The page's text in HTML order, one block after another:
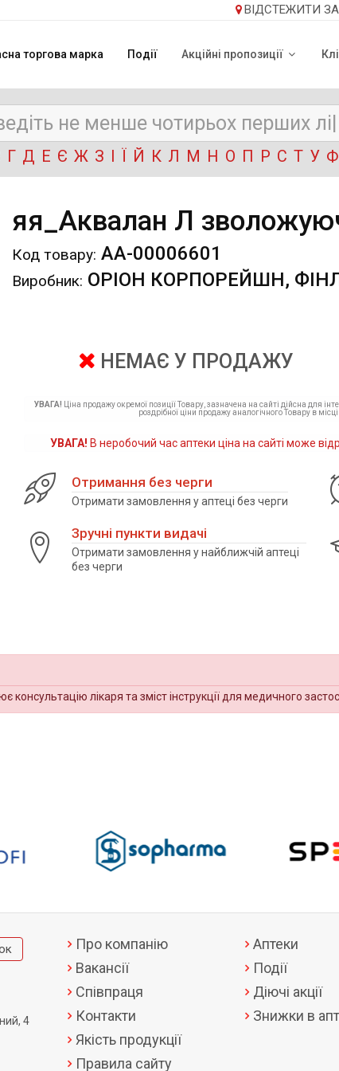
ВІДСТЕЖИТИ
торгова марка Події Акційні пропозиції
Г Д Е Є Ж З І Ї Й К Л М Н О П Р С Т У Ф
яя_Аквалан Л
Код товару: АА-00006601
Виробник: ОРІОН КОРПОРЕЙШН,
НЕМАЄ У ПРОДАЖУ
УВАГА! Ціна продажу окремої позиції Товару, зазначена на сайті дійсна для
роздрібної ціни продажу аналогічного Товару в місці
УВАГА! В неробочий час аптеки ціна на сайті може
Отримання без черги
Отримати замовлення у аптеці без черги
Зручні пункти видачі
Отримати замовлення у найближчій аптеці
без черги
лікаря та зміст інструкції для медичного
4
Про компанію
Вакансії
Співпраця
Контакти
Якість продукції
Правила сайту
Аптеки
Події
Діючі акції
Знижки в